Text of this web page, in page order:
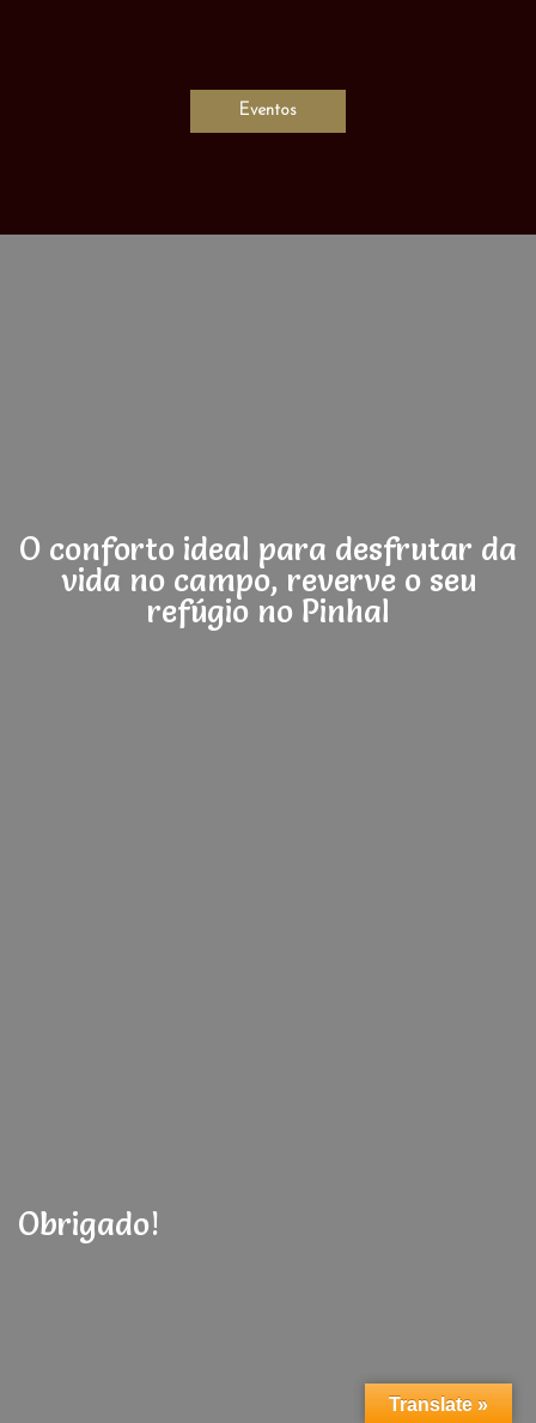
Eventos
O conforto ideal para desfrutar da
vida no campo, reverve o seu
refúgio no Pinhal
Obrigado!
Translate »